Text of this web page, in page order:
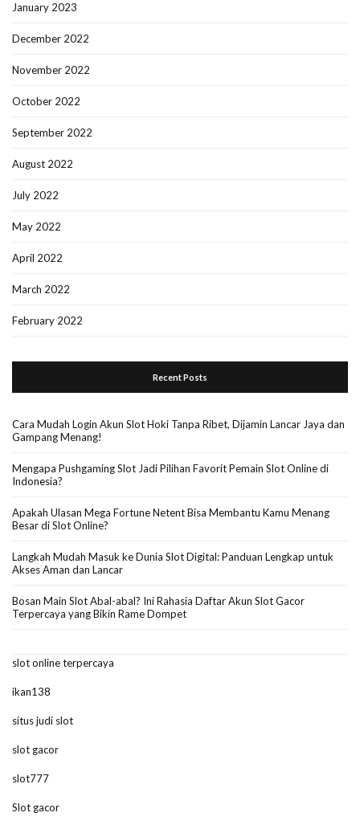
January 2023
December 2022
November 2022
October 2022
September 2022
August 2022
July 2022
May 2022
April 2022
March 2022
February 2022
Recent Posts
Cara Mudah Login Akun Slot Hoki Tanpa Ribet, Dijamin Lancar Jaya dan
Gampang Menang!
Mengapa Pushgaming Slot Jadi Pilihan Favorit Pemain Slot Online di
Indonesia?
Apakah Ulasan Mega Fortune Netent Bisa Membantu Kamu Menang
Besar di Slot Online?
Langkah Mudah Masuk ke Dunia Slot Digital: Panduan Lengkap untuk
Akses Aman dan Lancar
Bosan Main Slot Abal-abal? Ini Rahasia Daftar Akun Slot Gacor
Terpercaya yang Bikin Rame Dompet
slot online terpercaya
ikan138
situs judi slot
slot gacor
slot777
Slot gacor